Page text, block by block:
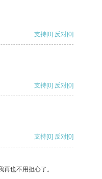
支持[0] 反对[0]
支持[0] 反对[0]
支持[0] 反对[0]
也不用担心了。